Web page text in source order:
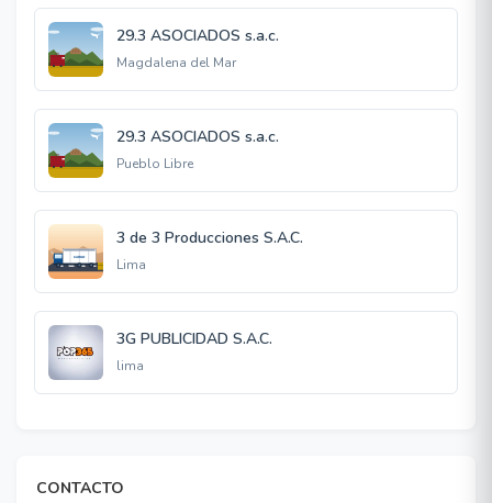
29.3 ASOCIADOS s.a.c.
Magdalena del Mar
29.3 ASOCIADOS s.a.c.
Pueblo Libre
3 de 3 Producciones S.A.C.
Lima
3G PUBLICIDAD S.A.C.
lima
CONTACTO